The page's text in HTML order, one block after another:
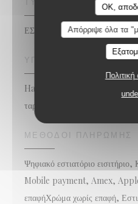
OK,
Απόρριψε όλα τα
ΕΣΤΙΑΤΟΡΙΟ ΜΠΑΡ
ΥΠΗΡΕΣΊΕΣ
Happy Hour Cocktail,
ταράτσα
ΜΈΘΟΔΟΙ ΠΛΗΡΩΜΉΣ
Ψηφιακό εστιατόριο
Mobile payment, Amex,
επαφήΧρώμα χωρίς επαφή,